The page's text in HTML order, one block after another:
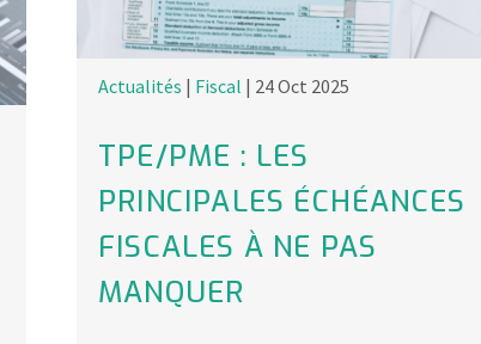
Actualités | Fiscal | 24 Oct 2025
TPE/PME : LES
PRINCIPALES ÉCHÉANCES
FISCALES À NE PAS
MANQUER